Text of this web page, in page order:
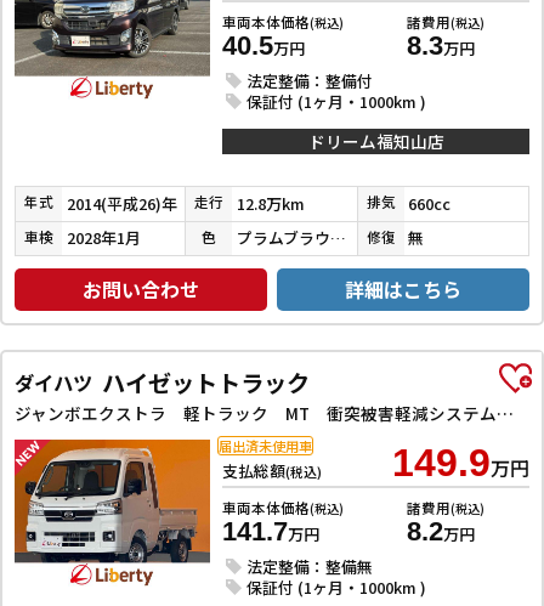
車両本体価格(税込)
40.5万円
諸費用(税込)
8.3万円
法定整備：整備付
保証付 (1ヶ月・1000km )
ドリーム福知山店
年式 2014(平成26)年 走行 12.8万km 排気 660cc
車検 2028年1月 色 プラムブラウンクリスタルマイカ 修復 無
お問い合わせ 詳細はこちら
ダイハツ ハイゼットトラック
ジャンボエクストラ 軽トラック MT 衝突被害軽減システム クリアランスソナー スマートキー アイドリングストップ 電動格納ミラー オートライト ESC エアコン パワーステアリング パワーウィンドウ 運転席エアバッグ
支払総額(税込) 149.9万円
車両本体価格(税込)
141.7万円
諸費用(税込)
8.2万円
法定整備：整備無
保証付 (1ヶ月・1000km )
届出済未使用車